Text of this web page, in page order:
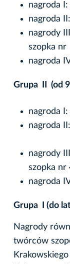
nagroda
nagroda
nagrody
szopka nr
nagroda
Grupa II (od
nagroda
nagroda
nagrody
szopka nr
nagroda
Grupa I (do
Nagrody
twórców